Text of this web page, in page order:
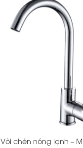
Vòi chén nóng lạnh –